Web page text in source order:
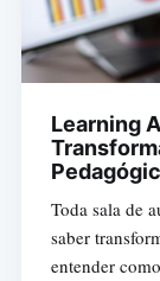
Learning
Toda sala de
saber
entender